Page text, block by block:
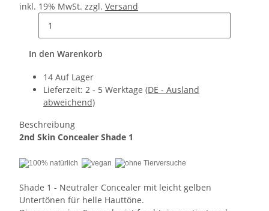
inkl. 19% MwSt. zzgl. Versand
In den Warenkorb
14 Auf Lager
Lieferzeit: 2 - 5 Werktage (DE - Ausland
abweichend)
Beschreibung
2nd Skin Concealer Shade 1
Shade 1 - Neutraler Concealer mit leicht gelben
Untertönen für helle Hauttöne.